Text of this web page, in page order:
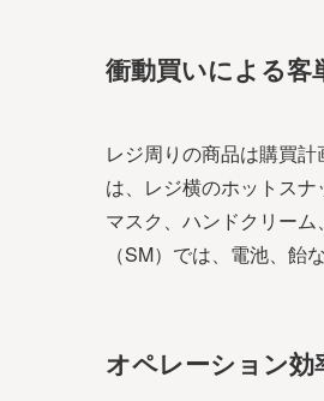
衝動買いによる客
レジ周りの商品は購買
は、レジ横のホットス
マスク、ハンドクリー
（SM）では、電池、飴
オペレーション効